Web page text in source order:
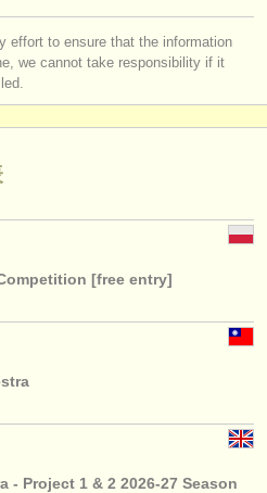
effort to ensure that the information
we cannot take responsibility if it
[free entry]
- Project 1 & 2 2026-27 Season